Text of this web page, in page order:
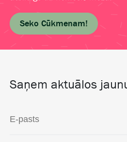
Seko Cūkmenam!
Saņem aktuālos